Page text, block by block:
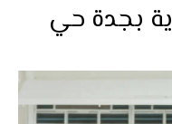
بجدة حي